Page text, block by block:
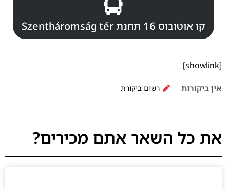
קו אוטובוס 16 תחנת Szentháromság tér
[showlink]
אין ביקורות רשום ביקורת
את כל השאר אתם מכירים?